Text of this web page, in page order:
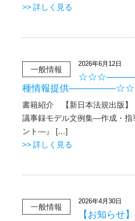
>> 詳しく見る
一般情報
2026年6月12日
種情報提供―――――☆☆
書籍紹介 【新日本法規出版】
議事録モデル文例集―作成・指
ント―』 […]
>> 詳しく見る
一般情報
2026年4月30日
【お知らせ